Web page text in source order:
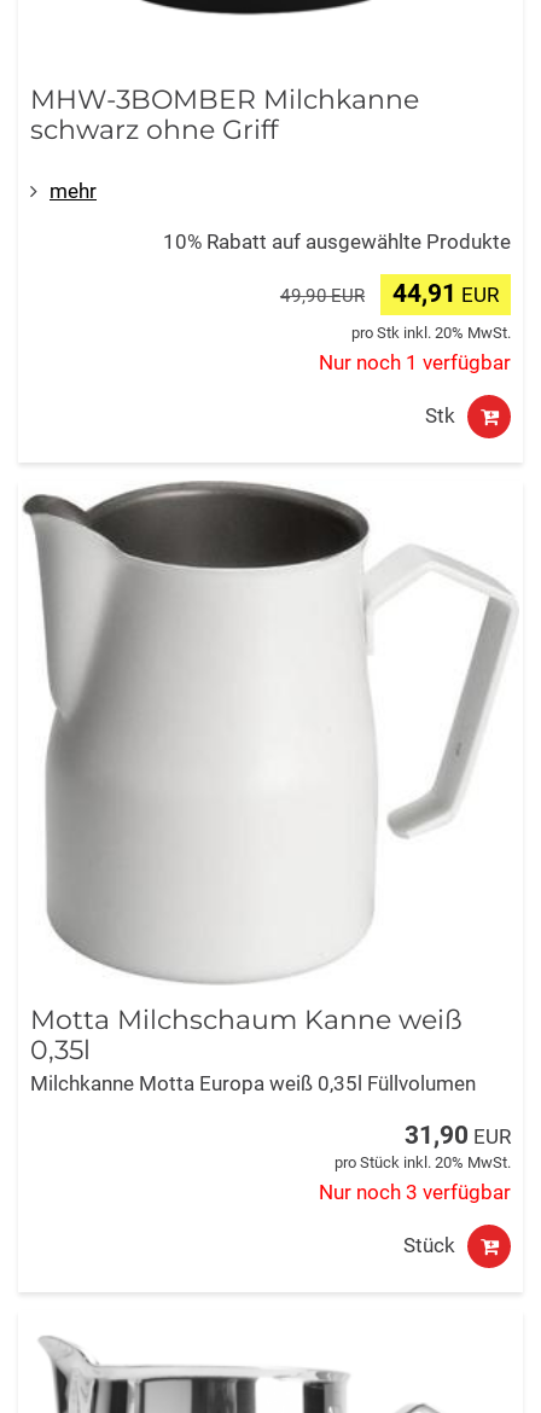
MHW-3BOMBER Milchkanne
schwarz ohne Griff
mehr
10% Rabatt auf ausgewählte Produkte
49,90 EUR 44,91 EUR
pro Stk inkl. 20% MwSt.
Nur noch 1 verfügbar
Stk
Motta Milchschaum Kanne weiß
0,35l
Milchkanne Motta Europa weiß 0,35l Füllvolumen
31,90 EUR
pro Stück inkl. 20% MwSt.
Nur noch 3 verfügbar
Stück